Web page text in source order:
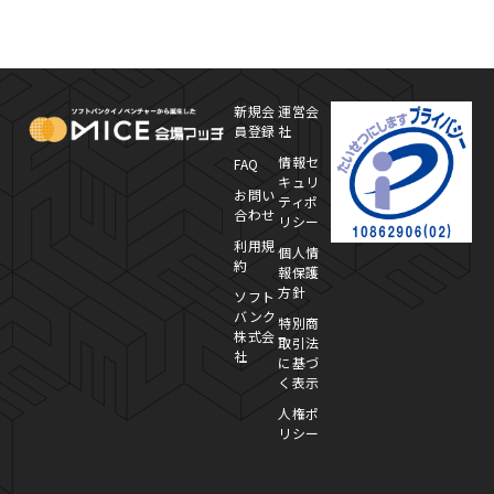
MICE Platform
新規会
員登録
FAQ
お問い
合わせ
利用規
約
ソフト
バンク
株式会
社
運営会
社
情報セ
キュリ
ティポ
リシー
個人情
報保護
方針
特別商
取引法
に基づ
く表示
人権ポ
リシー